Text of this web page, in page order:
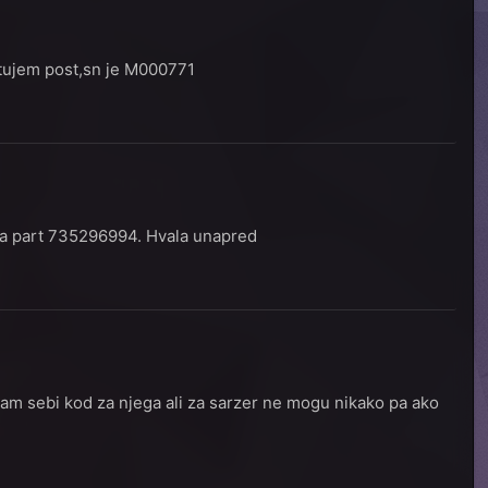
post,sn je M000771
part 735296994. Hvala unapred
sebi kod za njega ali za sarzer ne mogu nikako pa ako